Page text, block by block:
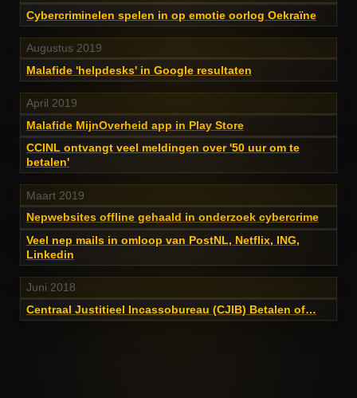
Cybercriminelen spelen in op emotie oorlog Oekraïne
Augustus 2019
Malafide 'helpdesks' in Google resultaten
April 2019
Malafide MijnOverheid app in Play Store
CCINL ontvangt veel meldingen over '50 uur om te
betalen'
Maart 2019
Nepwebsites offline gehaald in onderzoek cybercrime
Veel nep mails in omloop van PostNL, Netflix, ING,
Linkedin
Juni 2018
Centraal Justitieel Incassobureau (CJIB) Betalen of…